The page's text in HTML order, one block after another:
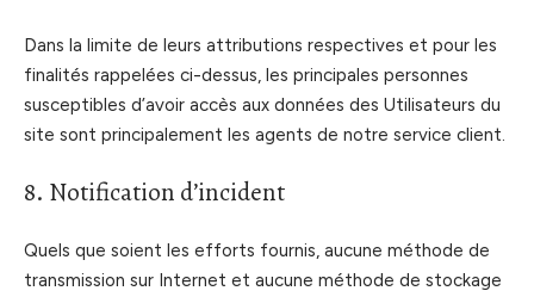
Dans la limite de leurs attributions respectives et pour les
finalités rappelées ci-dessus, les principales personnes
susceptibles d’avoir accès aux données des Utilisateurs du
site sont principalement les agents de notre service client.
8. Notification d’incident
Quels que soient les efforts fournis, aucune méthode de
transmission sur Internet et aucune méthode de stockage